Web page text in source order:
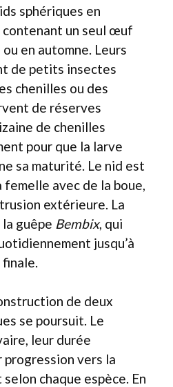
sphériques en
un seul œuf
en automne. Leurs
de petits insectes
chenilles ou des
de réserves
de chenilles
pour que la larve
sa maturité. Le nid est
avec de la boue,
extérieure. La
guêpe Bembix, qui
jusqu’à
de deux
se poursuit. Le
leur durée
progression vers la
chaque espèce. En